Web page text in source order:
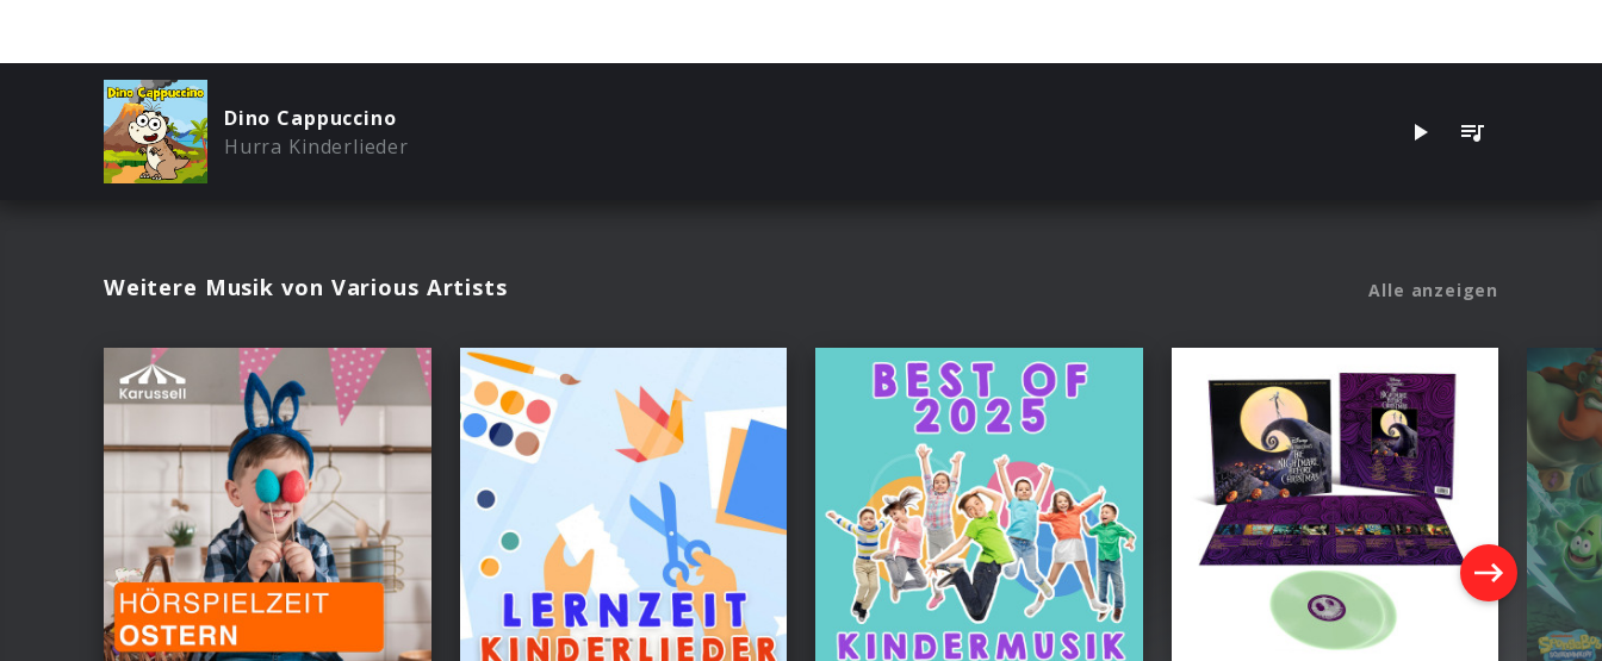
Dino Cappuccino
Hurra Kinderlieder
Weitere Musik von Various Artists Alle anzeigen